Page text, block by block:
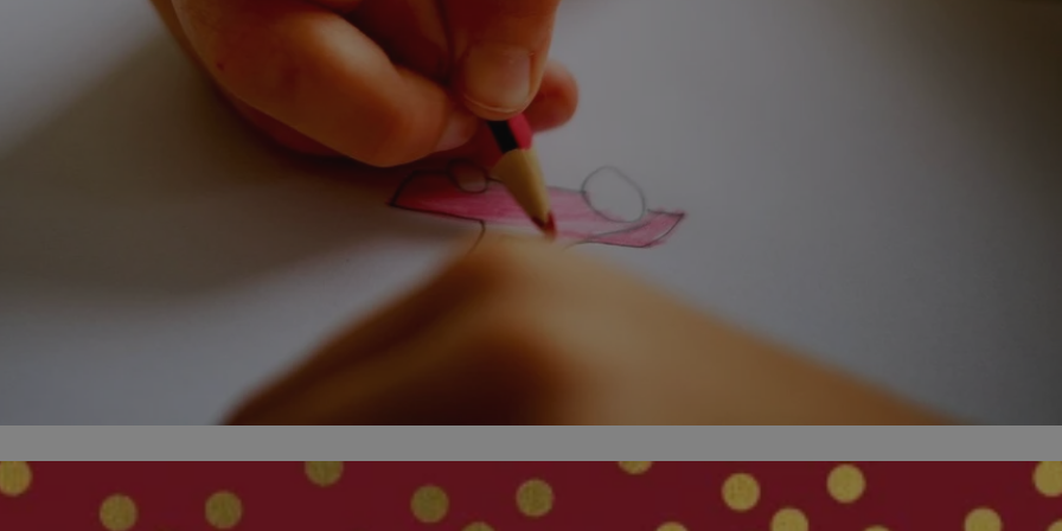
Ten plik cookie przechowuje identyfikator sesji.
Ten plik cookie przechowuje identyfikator sesji.
1 rok
Ten plik cookie przechowuje identyfikator sesji.
4 tygodnie 2 dni
Ten plik cookie jest używany przez usługę Cookie-
Script.com do zapamiętywania preferencji dotyczących
zgody użytkownika na pliki cookie. Jest to konieczne,
aby baner cookie Cookie-Script.com działał poprawnie.
Ten plik cookie przechowuje informacje o zgodzie
użytkownika oraz jego preferencjach dotyczących
prywatności podczas korzystania z witryny. Rejestruje
wybory dotyczące polityki prywatności i ustawień
zgody, zapewniając ich przestrzeganie w kolejnych
wizytach. Dzięki temu użytkownik nie musi ponownie
konfigurować swoich preferencji, co zwiększa wygodę i
zgodność z regulacjami ochrony danych.
Opis
OpenX
Technologies
reklama.silnet.pl
1 rok
Powiązany z platformą reklamową banerów OpenX dla
wydawców. Rejestruje, czy zostały wyświetlone określone
reklamy. Podobno używane tylko do zwiększenia skuteczności,
a nie do kierowania na użytkowników. Jako plik cookie
Microsoft
Corporation
.c.bing.com
1 rok
Jest to własny plik cookie Microsoft MSN,
który zapewnia prawidłowe działanie tej
witryny.
.youtube.com 5 miesięcy 4 tygodnie